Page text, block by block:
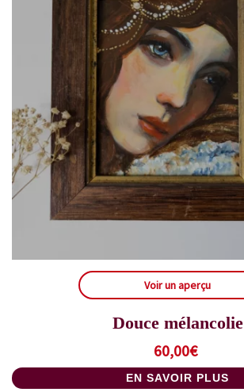
Voir un aperçu
Douce mélancolie
60,00€
EN SAVOIR PLUS